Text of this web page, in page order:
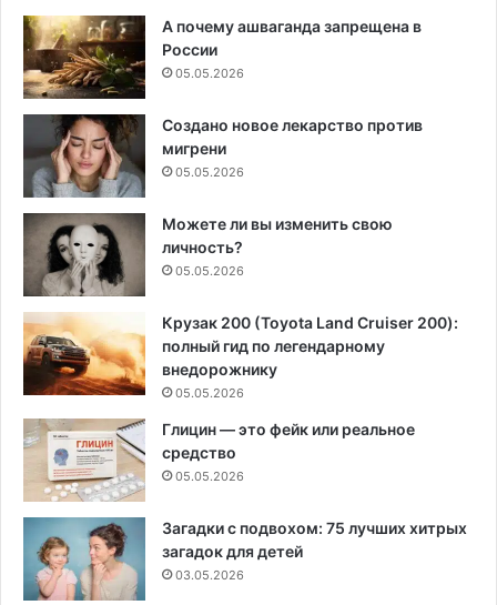
А почему ашваганда запрещена в
России
05.05.2026
Создано новое лекарство против
мигрени
05.05.2026
Можете ли вы изменить свою
личность?
05.05.2026
Крузак 200 (Toyota Land Cruiser 200):
полный гид по легендарному
внедорожнику
05.05.2026
Глицин — это фейк или реальное
средство
05.05.2026
Загадки с подвохом: 75 лучших хитрых
загадок для детей
03.05.2026